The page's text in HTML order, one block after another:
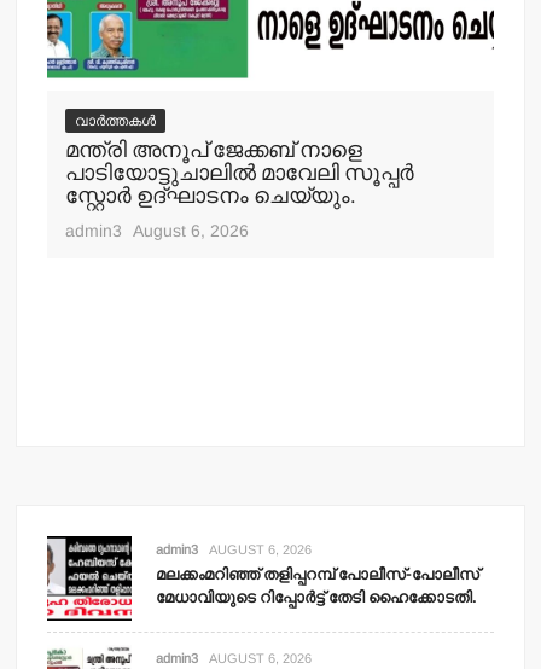
വാർത്തകൾ
മന്ത്രി അനൂപ് ജേക്കബ് നാളെ
പാടിയോട്ടുചാലില്‍ മാവേലി സൂപ്പര്‍
സ്റ്റോര്‍ ഉദ്ഘാടനം ചെയ്യും.
admin3 August 6, 2026
admin3 AUGUST 6, 2026
മലക്കംമറിഞ്ഞ് തളിപ്പറമ്പ് പോലീസ്-പോലീസ്
മേധാവിയുടെ റിപ്പോര്‍ട്ട് തേടി ഹൈക്കോടതി.
admin3 AUGUST 6, 2026